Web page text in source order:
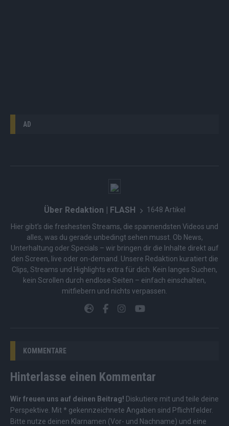
AD
Über Redaktion | FLASH 1648 Artikel
Hier gibt’s die freshesten Streams, die spannendsten Videos und
alles, was du gerade unbedingt sehen musst. Ob News,
Unterhaltung oder Specials – wir bringen dir die Inhalte direkt auf
den Screen, live oder on-demand. Unsere Redaktion kuratiert die
Clips, Streams und Highlights extra für dich. Kein langes Suchen,
kein Scrollen durch endlose Seiten – einfach einschalten,
mitfiebern und nichts verpassen.
KOMMENTARE
Hinterlasse einen Kommentar
Wir freuen uns auf deinen Beitrag! Diskutiere mit und teile deine
Perspektive. Mit * gekennzeichnete Angaben sind Pflichtfelder.
Bitte nutze deinen Klarnamen (Vor- und Nachname) und eine